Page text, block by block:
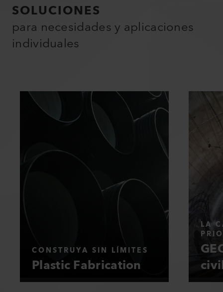
SOLUCIONES
para necesidades y aplicaciones
individuales
CONSTRUYA SIN LÍMITES
Plastic Fabrication
LA